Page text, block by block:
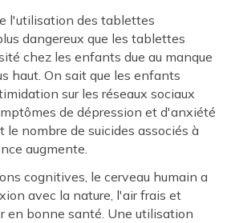
l'utilisation des tablettes
dangereux que les tablettes
chez les enfants due au manque
haut. On sait que les enfants
sur les réseaux sociaux
de dépression et d'anxiété
le nombre de suicides associés à
augmente.
cognitives, le cerveau humain a
avec la nature, l'air frais et
en bonne santé. Une utilisation